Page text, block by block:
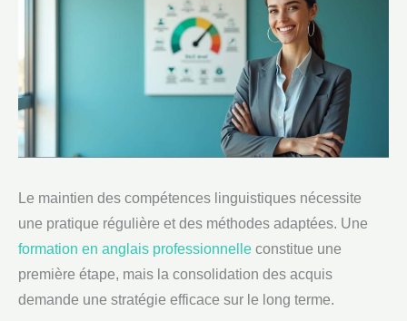
Le maintien des compétences linguistiques nécessite
une pratique régulière et des méthodes adaptées. Une
formation en anglais professionnelle constitue une
première étape, mais la consolidation des acquis
demande une stratégie efficace sur le long terme.